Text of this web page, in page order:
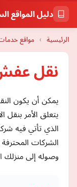
دليل المواقع
الرئيسية › مواقع
نقل
يمكن أن يكون
يتعلق الأمر بنقل
الذي تأتي فيه
الشركات
وصوله إلى منزلك